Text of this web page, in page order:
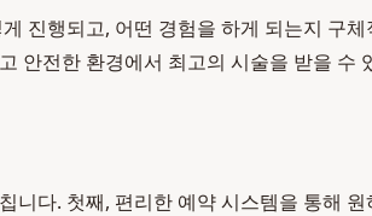
진행되고, 어떤 경험을 하게 되는지 구체
안전한 환경에서 최고의 시술을 받을 수
니다. 첫째, 편리한 예약 시스템을 통해 원